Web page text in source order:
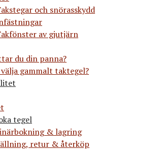
och snörasskydd
av gjutjärn
du din panna?
gammalt taktegel?
tegel
& lagring
retur & återköp